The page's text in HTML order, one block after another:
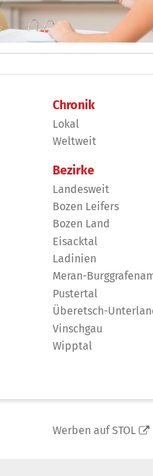
Chronik
Lokal
Weltweit
Bezirke
Landesweit
Bozen Leifers
Bozen Land
Eisacktal
Ladinien
Meran-
Pustertal
Überetsch-
Vinschgau
Wipptal
Werben auf STOL